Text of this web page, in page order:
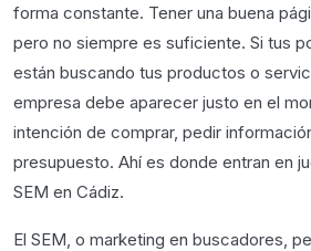
forma constante. Tener una buena
pero no siempre es suficiente. Si tus
están buscando tus productos o
empresa debe aparecer justo en el
intención de comprar, pedir
presupuesto. Ahí es donde entran en
SEM en Cádiz.
El SEM, o marketing en buscadores,